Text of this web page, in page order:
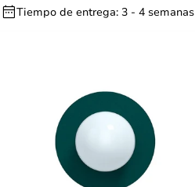
Tiempo de entrega: 3 - 4 semanas